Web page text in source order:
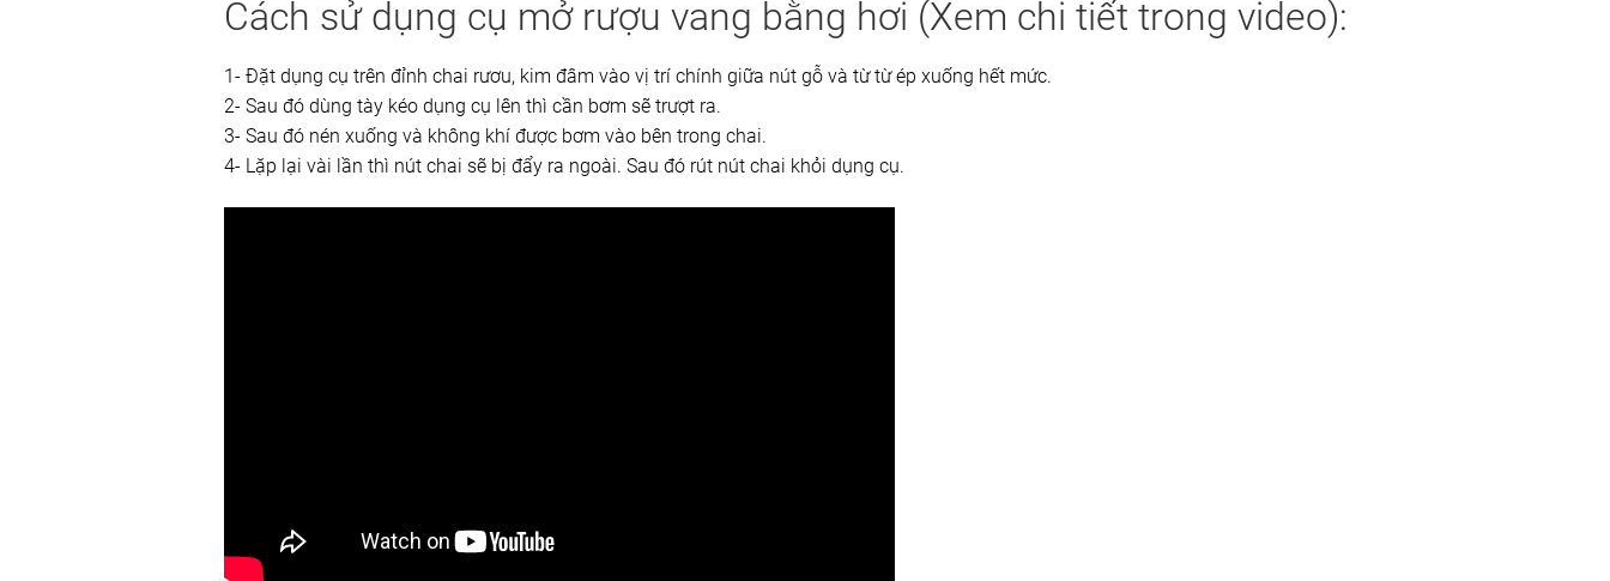
Cách sử dụng cụ mở rượu vang bằng hơi (Xem chi tiết trong video):
1- Đặt dụng cụ trên đỉnh chai rươu, kim đâm vào vị trí chính giữa nút gỗ và từ từ ép xuống hết mức.
2- Sau đó dùng tày kéo dụng cụ lên thì cần bơm sẽ trượt ra.
3- Sau đó nén xuống và không khí được bơm vào bên trong chai.
4- Lặp lại vài lần thì nút chai sẽ bị đẩy ra ngoài. Sau đó rút nút chai khỏi dụng cụ.